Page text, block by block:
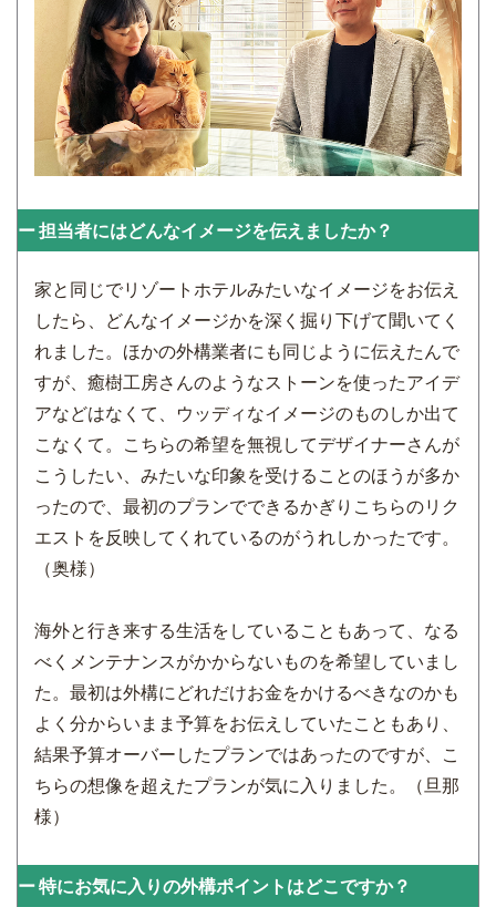
担当者にはどんなイメージを伝えましたか？
家と同じでリゾートホテルみたいなイメージをお伝え
したら、どんなイメージかを深く掘り下げて聞いてく
れました。ほかの外構業者にも同じように伝えたんで
すが、癒樹工房さんのようなストーンを使ったアイデ
アなどはなくて、ウッディなイメージのものしか出て
こなくて。こちらの希望を無視してデザイナーさんが
こうしたい、みたいな印象を受けることのほうが多か
ったので、最初のプランでできるかぎりこちらのリク
エストを反映してくれているのがうれしかったです。
（奥様）
海外と行き来する生活をしていることもあって、なる
べくメンテナンスがかからないものを希望していまし
た。最初は外構にどれだけお金をかけるべきなのかも
よく分からいまま予算をお伝えしていたこともあり、
結果予算オーバーしたプランではあったのですが、こ
ちらの想像を超えたプランが気に入りました。（旦那
様）
特にお気に入りの外構ポイントはどこですか？